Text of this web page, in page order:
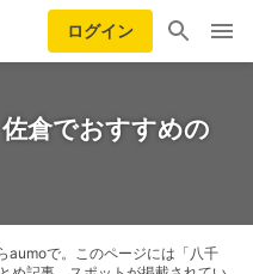
ログイン
倉でおすすめの
aumoで。このページには「八千